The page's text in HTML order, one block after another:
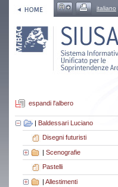
italiano
espandi l'albero
| Baldessari Luciano
Disegni futuristi
| Scenografie
Pastelli
| Allestimenti